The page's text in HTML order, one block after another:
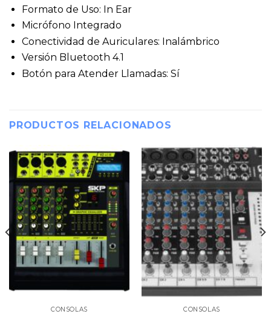
Formato de Uso: In Ear
Micrófono Integrado
Conectividad de Auriculares: Inalámbrico
Versión Bluetooth 4.1
Botón para Atender Llamadas: Sí
PRODUCTOS RELACIONADOS
CONSOLAS CONSOLAS